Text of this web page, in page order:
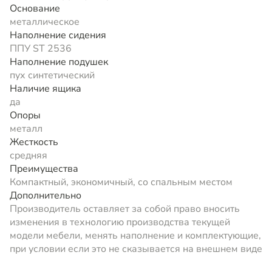
Основание
металлическое
Наполнение сидения
ППУ ST 2536
Наполнение подушек
пух синтетический
Наличие ящика
да
Опоры
металл
Жесткость
средняя
Преимущества
Компактный, экономичный, со спальным местом
Дополнительно
Производитель оставляет за собой право вносить
изменения в технологию производства текущей
модели мебели, менять наполнение и комплектующие,
при условии если это не сказывается на внешнем виде